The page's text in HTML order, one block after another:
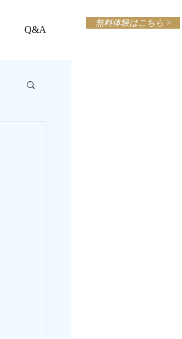
Q&A
無料体験はこちら >